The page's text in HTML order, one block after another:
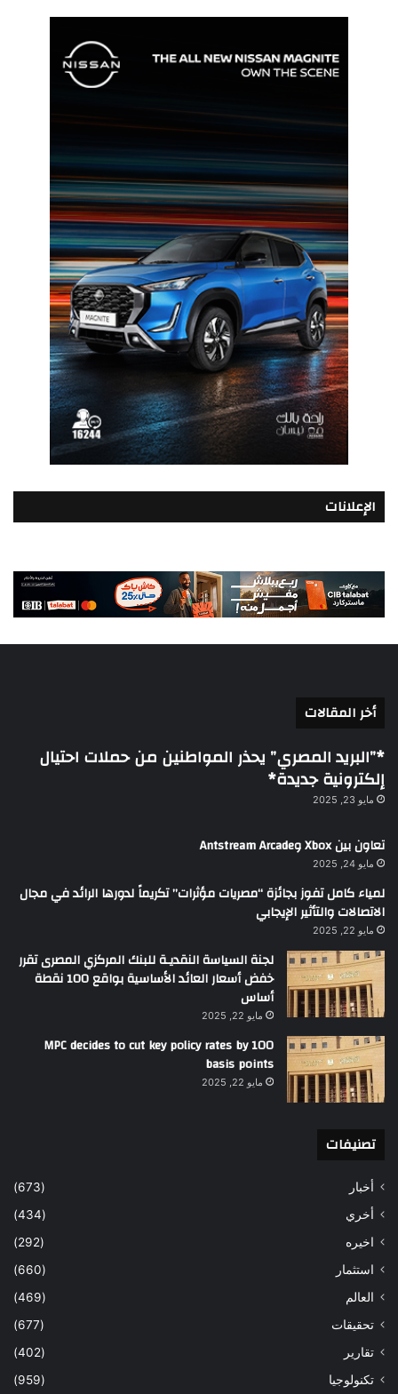
الإعلانات
أخر المقالات
*”البريد المصري” يحذر المواطنين من حملات احتيال
إلكترونية جديدة*
مايو 23, 2025
تعاون بين Xbox وAntstream Arcade
مايو 24, 2025
لمياء كامل تفوز بجائزة “مصريات مؤثرات” تكريماً لدورها الرائد في مجال
الاتصالات والتأثير الإيجابي
مايو 22, 2025
لجنة السياسة النقديـة للبنك المركزي المصرى تقرر
خفض أسعار العائد الأساسية بواقع 100 نقطة
أساس
مايو 22, 2025
MPC decides to cut key policy rates by 100
basis points
مايو 22, 2025
تصنيفات
أخبار
(673)
أخري
(434)
اخيره
(292)
استثمار
(660)
العالم
(469)
تحقيقات
(677)
تقارير
(402)
تكنولوجيا
(959)